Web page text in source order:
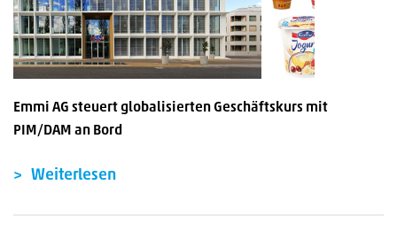
Emmi AG steuert globalisierten Geschäftskurs mit
PIM/DAM an Bord
Weiterlesen